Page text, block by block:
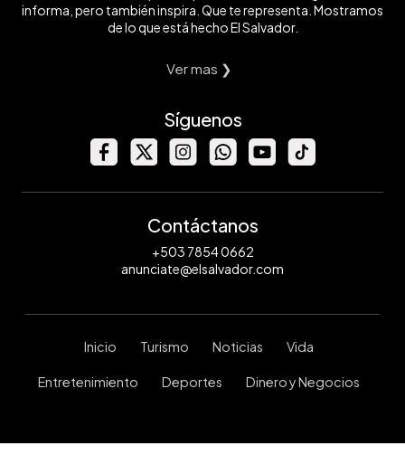
informa, pero también inspira. Que te representa. Mostramos
de lo que está hecho El Salvador.
Ver mas ❯
Síguenos
Contáctanos
+503 7854 0662
anunciate@elsalvador.com
Inicio Turismo Noticias Vida
Entretenimiento Deportes Dinero y Negocios